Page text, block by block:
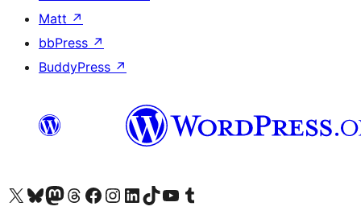
Matt ↗
bbPress ↗
BuddyPress ↗
Visita nuestra cuenta de X (anteriormente Twitter)
Visita nuestra cuenta de Bluesky
Visita nuestra cuenta de Mastodon
Visita nuestra cuenta de Threads
Visita nuestra página de Facebook
Visita nuestra cuenta de Instagram
Visita nuestra cuenta de LinkedIn
Visita nuestra cuenta de TikTok
Visita nuestro canal de YouTube
Visita nuestra cuenta de Tumblr